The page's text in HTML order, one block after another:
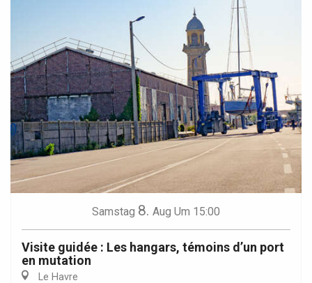
Samstag 8. Aug Um 15:00
Visite guidée : Les hangars, témoins d’un port
en mutation
Le Havre